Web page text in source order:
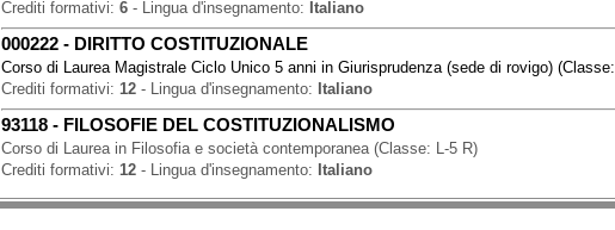
Crediti formativi: 6 - Lingua d'insegnamento: Italiano
000222 - DIRITTO COSTITUZIONALE
Corso di Laurea Magistrale Ciclo Unico 5 anni inGiurisprudenza (sede di rovigo) (Classe:
Crediti formativi: 12 - Lingua d'insegnamento: Italiano
93118 - FILOSOFIE DEL COSTITUZIONALISMO
Corso di Laureain Filosofia e società contemporanea(Classe: L-5 R)
Crediti formativi: 12 - Lingua d'insegnamento: Italiano